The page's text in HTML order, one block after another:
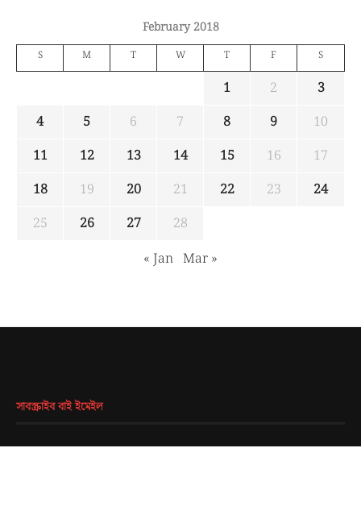
February 2018
S M T W T F S
1 2
3
4
5 6 7 8 9
10
11
12 13 14 15 16
17
18
19 20 21 22 23
24
25
26 27
28
« Jan Mar »
সাবস্ক্রাইব বাই ইমেইল